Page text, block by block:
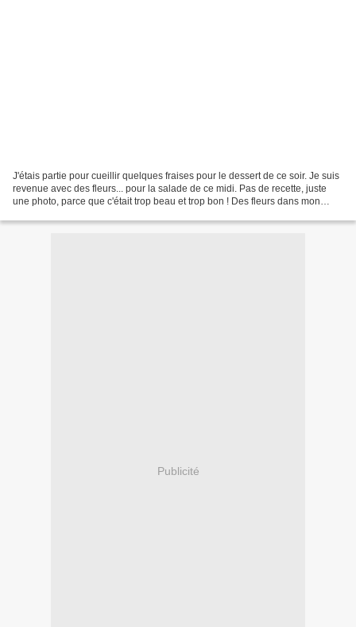
J'étais partie pour cueillir quelques fraises pour le dessert de ce soir. Je suis
revenue avec des fleurs... pour la salade de ce midi. Pas de recette, juste
une photo, parce que c'était trop beau et trop bon ! Des fleurs dans mon
Publicité